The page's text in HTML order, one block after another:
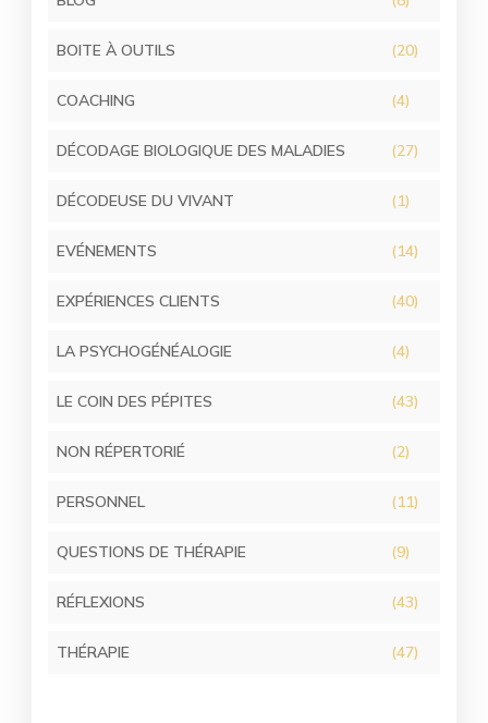
BOITE À OUTILS (20)
COACHING (4)
DÉCODAGE BIOLOGIQUE DES MALADIES (27)
DÉCODEUSE DU VIVANT (1)
EVÉNEMENTS (14)
EXPÉRIENCES CLIENTS (40)
LA PSYCHOGÉNÉALOGIE (4)
LE COIN DES PÉPITES (43)
NON RÉPERTORIÉ (2)
PERSONNEL (11)
QUESTIONS DE THÉRAPIE (9)
RÉFLEXIONS (43)
THÉRAPIE (47)